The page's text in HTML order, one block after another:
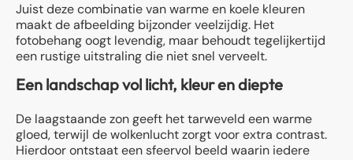
Juist deze combinatie van warme en koele kleuren
maakt de afbeelding bijzonder veelzijdig. Het
fotobehang oogt levendig, maar behoudt tegelijkertijd
een rustige uitstraling die niet snel verveelt.
Een landschap vol licht, kleur en diepte
De laagstaande zon geeft het tarweveld een warme
gloed, terwijl de wolkenlucht zorgt voor extra contrast.
Hierdoor ontstaat een sfeervol beeld waarin iedere